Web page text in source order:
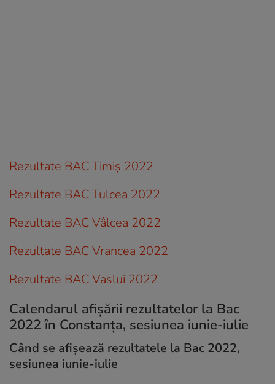
Rezultate BAC Timiș 2022
Rezultate BAC Tulcea 2022
Rezultate BAC Vâlcea 2022
Rezultate BAC Vrancea 2022
Rezultate BAC Vaslui 2022
Calendarul afișării rezultatelor la Bac
2022 în Constanța, sesiunea iunie-iulie
Când se afișează rezultatele la Bac 2022,
sesiunea iunie-iulie